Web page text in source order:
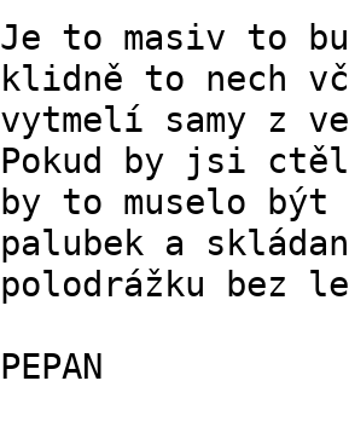
Je to masiv to
klidně to nech
vytmelí samy z
Pokud by jsi
by to muselo být
palubek a
polodrážku bez
PEPAN